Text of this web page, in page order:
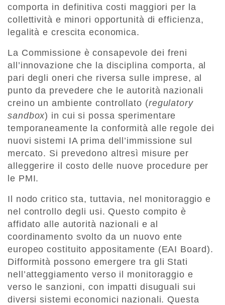
comporta in definitiva costi maggiori per la
collettività e minori opportunità di efficienza,
legalità e crescita economica.
La Commissione è consapevole dei freni
all’innovazione che la disciplina comporta, al
pari degli oneri che riversa sulle imprese, al
punto da prevedere che le autorità nazionali
creino un ambiente controllato (regulatory
sandbox) in cui si possa sperimentare
temporaneamente la conformità alle regole dei
nuovi sistemi IA prima dell’immissione sul
mercato. Si prevedono altresì misure per
alleggerire il costo delle nuove procedure per
le PMI.
Il nodo critico sta, tuttavia, nel monitoraggio e
nel controllo degli usi. Questo compito è
affidato alle autorità nazionali e al
coordinamento svolto da un nuovo ente
europeo costituito appositamente (EAI Board).
Difformità possono emergere tra gli Stati
nell’atteggiamento verso il monitoraggio e
verso le sanzioni, con impatti disuguali sui
diversi sistemi economici nazionali. Questa